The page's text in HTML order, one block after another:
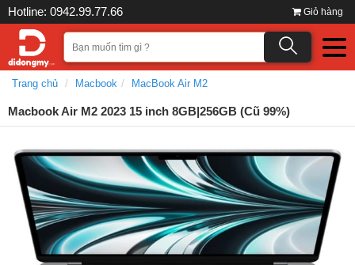
Hotline: 0942.99.77.66 Giỏ hàng
Trang chủ Macbook MacBook Air M2
Macbook Air M2 2023 15 inch 8GB|256GB (Cũ 99%)